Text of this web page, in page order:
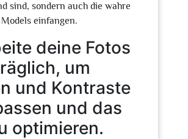
sind, sondern auch die wahre
Models einfangen.
deine Fotos
um
und Kontraste
und das
optimieren.